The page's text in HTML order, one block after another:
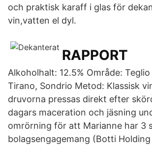
och praktisk karaff i glas för
vin,vatten el dyl.
RAPPORT
Alkoholhalt: 12.5% Område:
Tirano, Sondrio Metod: Klassisk
druvorna pressas direkt efter
dagars maceration och jäsning
omrörning för att Marianne har 3
bolagsengagemang (Botti Holding